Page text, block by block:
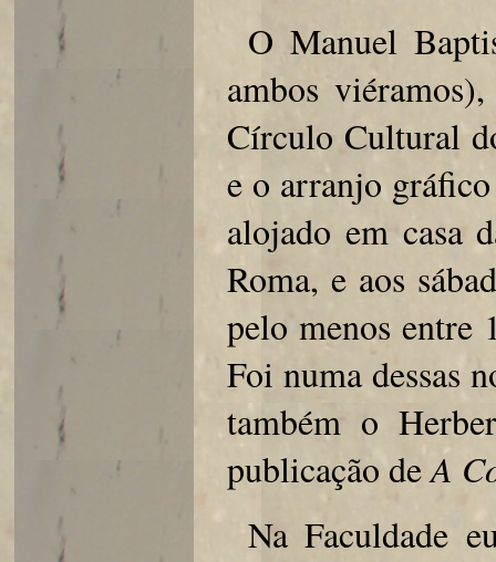
O Manuel
ambos
Círculo Cultural
e o arranjo
alojado em casa
Roma, e aos
pelo menos entre
Foi numa dessas
também o
publicação deA
Na Faculdade